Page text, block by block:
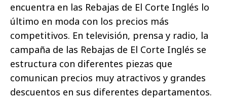
encuentra en las Rebajas de El Corte Inglés lo
último en moda con los precios más
competitivos. En televisión, prensa y radio, la
campaña de las Rebajas de El Corte Inglés se
estructura con diferentes piezas que
comunican precios muy atractivos y grandes
descuentos en sus diferentes departamentos.